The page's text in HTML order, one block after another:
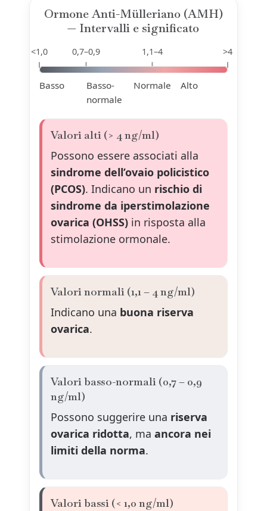
Ormone Anti-Mülleriano (AMH)
— Intervalli e significato
<1,0 0,7–0,9 1,1–4 >4
Basso
Basso-
normale
Normale Alto
Valori alti (> 4 ng/ml)
Possono essere associati alla
sindrome dell’ovaio policistico
(PCOS). Indicano un rischio di
sindrome da iperstimolazione
ovarica (OHSS) in risposta alla
stimolazione ormonale.
Valori normali (1,1 – 4 ng/ml)
Indicano una buona riserva
ovarica.
Valori basso-normali (0,7 – 0,9
ng/ml)
Possono suggerire una riserva
ovarica ridotta, ma ancora nei
limiti della norma.
Valori bassi (< 1,0 ng/ml)